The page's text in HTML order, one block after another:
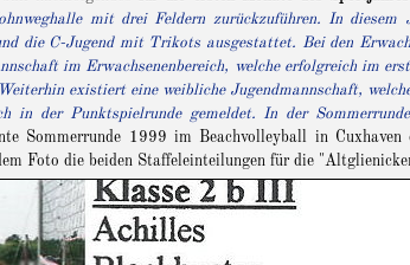
mit drei Feldern zurückzuführen. In
die C-Jugend mit Trikots ausgestattet. Bei den
im Erwachsenenbereich, welche erfolgreich im
existiert eine weibliche Jugendmannschaft,
der Punktspielrunde gemeldet. In der
Sommerrunde 1999 im Beachvolleyball in
Foto die beiden Staffeleinteilungen für die